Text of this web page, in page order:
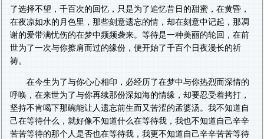
了选择不望，千百次的回忆，只是为了追忆昔日的甜蜜，在黄昏，
在夜凉如水的月色里，那些刻意遗忘的情，却在刻意中记起，那凋
谢的爱带满忧伤的在梦中频频袭来。等待是一种美丽的轮回，在前
世为了一次与你擦肩而过的缘份，便开始了千百个日夜漫长的祈
祷。
在今生为了与你心心相印，必经历了在梦中与你热烈而深情的
呼唤，在来世为了与你再续那份深如海的情缘，却要忍受着拷打，
坚持不肯喝下那碗能让人遗忘前生而又苦涩的孟婆汤。我不知道自
己在等待什么，就好像不知道什么在等待我，我也不知道自己辛辛
苦苦等待的那个人是否也在等待我，我更不知道自己辛辛苦苦等待